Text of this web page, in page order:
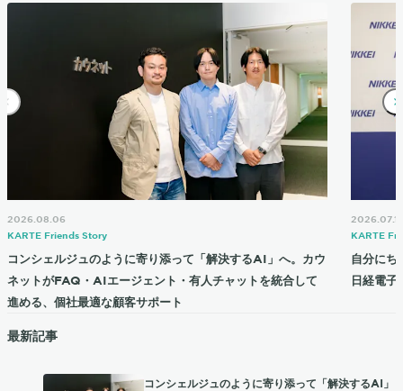
2026.08.06
KARTE Friends Story
コンシェルジュのように寄り添って「解決するAI」へ。カウ
ネットがFAQ・AIエージェント・有人チャットを統合して
進める、個社最適な顧客サポート
2026.07.17
KARTE
自分にち
日経電
最新記事
コンシェルジュのように寄り添って「解決するAI」